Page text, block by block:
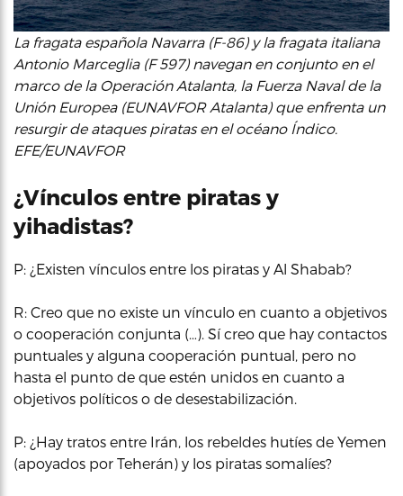
La fragata española Navarra (F-86) y la fragata italiana
Antonio Marceglia (F 597) navegan en conjunto en el
marco de la Operación Atalanta, la Fuerza Naval de la
Unión Europea (EUNAVFOR Atalanta) que enfrenta un
resurgir de ataques piratas en el océano Índico.
EFE/EUNAVFOR
¿Vínculos entre piratas y
yihadistas?
P: ¿Existen vínculos entre los piratas y Al Shabab?
R: Creo que no existe un vínculo en cuanto a objetivos
o cooperación conjunta (…). Sí creo que hay contactos
puntuales y alguna cooperación puntual, pero no
hasta el punto de que estén unidos en cuanto a
objetivos políticos o de desestabilización.
P: ¿Hay tratos entre Irán, los rebeldes hutíes de Yemen
(apoyados por Teherán) y los piratas somalíes?